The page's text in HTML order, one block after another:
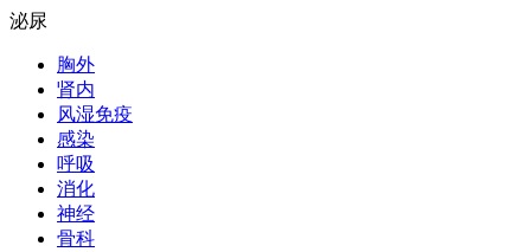
泌尿
胸外
肾内
风湿免疫
感染
呼吸
消化
神经
骨科